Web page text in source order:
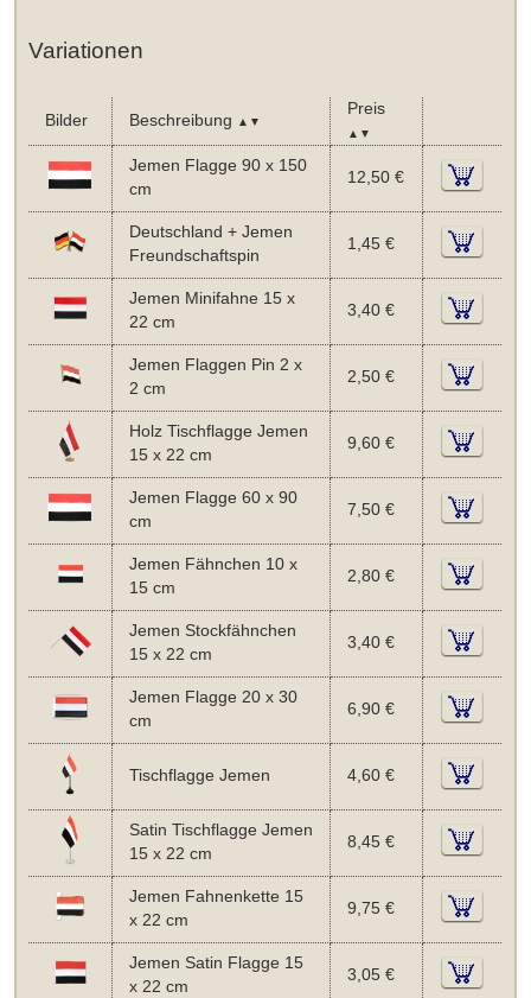
Variationen
Bilder Beschreibung ▲▼
Preis
▲▼
Jemen Flagge 90 x 150
cm
12,50 €
Deutschland + Jemen
Freundschaftspin
1,45 €
Jemen Minifahne 15 x
22 cm
3,40 €
Jemen Flaggen Pin 2 x
2 cm
2,50 €
Holz Tischflagge Jemen
15 x 22 cm
9,60 €
Jemen Flagge 60 x 90
cm
7,50 €
Jemen Fähnchen 10 x
15 cm
2,80 €
Jemen Stockfähnchen
15 x 22 cm
3,40 €
Jemen Flagge 20 x 30
cm
6,90 €
Tischflagge Jemen 4,60 €
Satin Tischflagge Jemen
15 x 22 cm
8,45 €
Jemen Fahnenkette 15
x 22 cm
9,75 €
Jemen Satin Flagge 15
x 22 cm
3,05 €